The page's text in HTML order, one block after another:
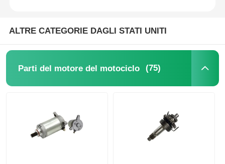
cilindro di moto
ALTRE CATEGORIE DAGLI STATI UNITI
Parti del motore del motociclo (75)